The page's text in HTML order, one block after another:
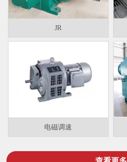
JR
电磁调速